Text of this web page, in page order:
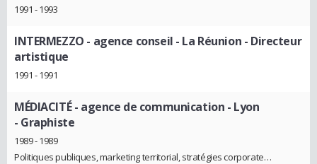
1991 - 1993
INTERMEZZO - agence conseil - La Réunion - Directeur
artistique
1991 - 1991
MÉDIACITÉ - agence de communication - Lyon
- Graphiste
1989 - 1989
Politiques publiques, marketing territorial, stratégies corporate…